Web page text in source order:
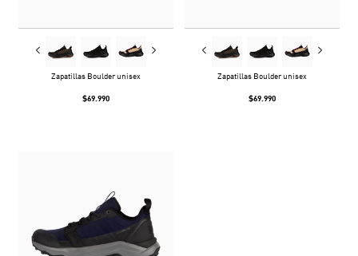
Zapatillas Boulder unisex
$69.990
Zapatillas Boulder unisex
$69.990